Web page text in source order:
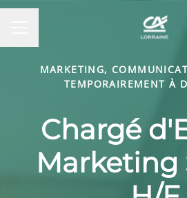
MARKETING,
TEMPORAIREMENT À
Chargé
Marketing